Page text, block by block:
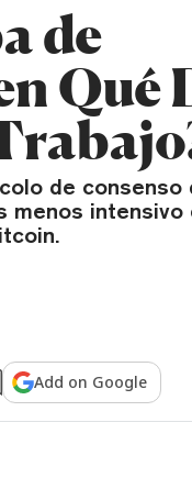
de
Qué
de consenso
menos intensivo
Add on Google